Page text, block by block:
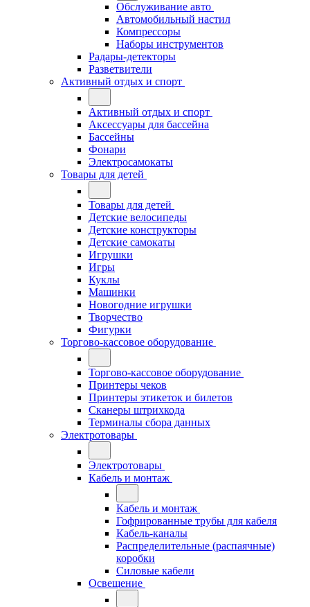
Обслуживание авто
Автомобильный настил
Компрессоры
Наборы инструментов
Радары-детекторы
Разветвители
Активный отдых и спорт
Активный отдых и спорт
Аксессуары для бассейна
Бассейны
Фонари
Электросамокаты
Товары для детей
Товары для детей
Детские велосипеды
Детские конструкторы
Детские самокаты
Игрушки
Игры
Куклы
Машинки
Новогодние игрушки
Творчество
Фигурки
Торгово-кассовое оборудование
Торгово-кассовое оборудование
Принтеры чеков
Принтеры этикеток и билетов
Сканеры штрихкода
Терминалы сбора данных
Электротовары
Электротовары
Кабель и монтаж
Кабель и монтаж
Гофрированные трубы для кабеля
Кабель-каналы
Распределительные (распаячные)
коробки
Силовые кабели
Освещение